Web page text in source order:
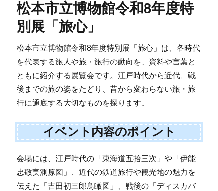
松本市立博物館令和8年度特
別展「旅心」
松本市立博物館令和8年度特別展「旅心」は、各時代
を代表する旅人や旅・旅行の動向を、資料や言葉と
ともに紹介する展覧会です。江戸時代から近代、戦
後までの旅の姿をたどり、昔から変わらない旅・旅
行に通底する大切なものを探ります。
イベント内容のポイント
会場には、江戸時代の「東海道五拾三次」や「伊能
忠敬実測原図」、近代の鉄道旅行や観光地の魅力を
伝えた「吉田初三郎鳥瞰図」、戦後の「ディスカバ